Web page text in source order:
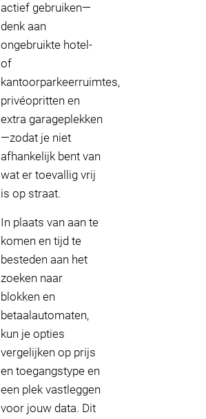
actief gebruiken—
denk aan
ongebruikte hotel-
of
kantoorparkeerruimtes,
privéopritten en
extra garageplekken
—zodat je niet
afhankelijk bent van
wat er toevallig vrij
is op straat.
In plaats van aan te
komen en tijd te
besteden aan het
zoeken naar
blokken en
betaalautomaten,
kun je opties
vergelijken op prijs
en toegangstype en
een plek vastleggen
voor jouw data. Dit